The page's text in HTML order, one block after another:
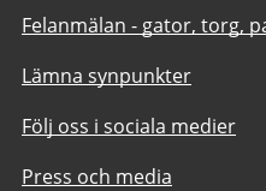
Felanmälan - gator, torg,
Lämna synpunkter
Följ oss i sociala medier
Press och media